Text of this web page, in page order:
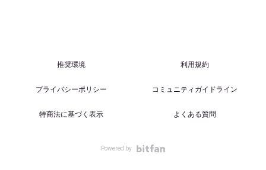
推奨環境 利用規約
プライバシーポリシー コミュニティガイドライン
特商法に基づく表示 よくある質問
Powered by